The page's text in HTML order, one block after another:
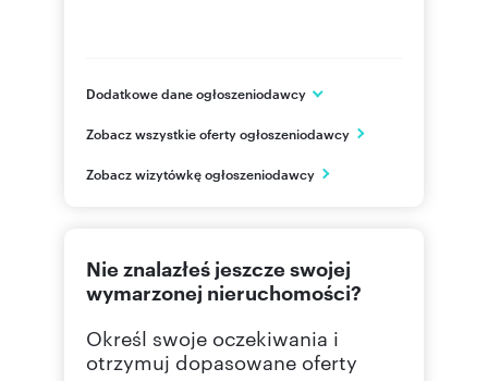
Dodatkowe dane ogłoszeniodawcy
Białystok
PL
Zobacz wszystkie oferty ogłoszeniodawcy
Zobacz wizytówkę ogłoszeniodawcy
Nie znalazłeś jeszcze swojej
wymarzonej nieruchomości?
Określ swoje oczekiwania i
otrzymuj dopasowane oferty